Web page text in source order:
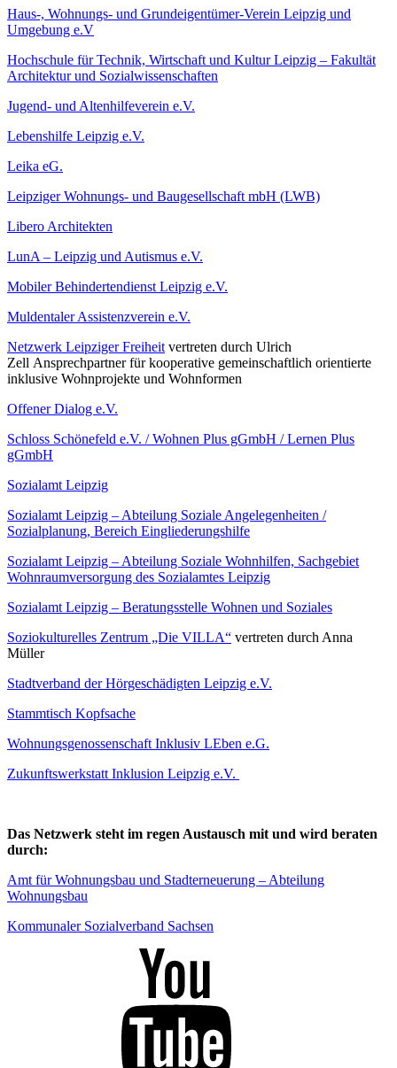
Haus-, Wohnungs- und Grundeigentümer-Verein Leipzig und
Umgebung e.V
Hochschule für Technik, Wirtschaft und Kultur Leipzig – Fakultät
Architektur und Sozialwissenschaften
Jugend- und Altenhilfeverein e.V.
Lebenshilfe Leipzig e.V.
Leika eG.
Leipziger Wohnungs- und Baugesellschaft mbH (LWB)
Libero Architekten
LunA – Leipzig und Autismus e.V.
Mobiler Behindertendienst Leipzig e.V.
Muldentaler Assistenzverein e.V.
Netzwerk Leipziger Freiheit vertreten durch Ulrich
Zell Ansprechpartner für kooperative gemeinschaftlich orientierte
inklusive Wohnprojekte und Wohnformen
Offener Dialog e.V.
Schloss Schönefeld e.V. / Wohnen Plus gGmbH / Lernen Plus
gGmbH
Sozialamt Leipzig
Sozialamt Leipzig – Abteilung Soziale Angelegenheiten /
Sozialplanung, Bereich Eingliederungshilfe
Sozialamt Leipzig – Abteilung Soziale Wohnhilfen, Sachgebiet
Wohnraumversorgung des Sozialamtes Leipzig
Sozialamt Leipzig – Beratungsstelle Wohnen und Soziales
Soziokulturelles Zentrum „Die VILLA“ vertreten durch Anna
Müller
Stadtverband der Hörgeschädigten Leipzig e.V.
Stammtisch Kopfsache
Wohnungsgenossenschaft Inklusiv LEben e.G.
Zukunftswerkstatt Inklusion Leipzig e.V.
Das Netzwerk steht im regen Austausch mit und wird beraten
durch:
Amt für Wohnungsbau und Stadterneuerung – Abteilung
Wohnungsbau
Kommunaler Sozialverband Sachsen